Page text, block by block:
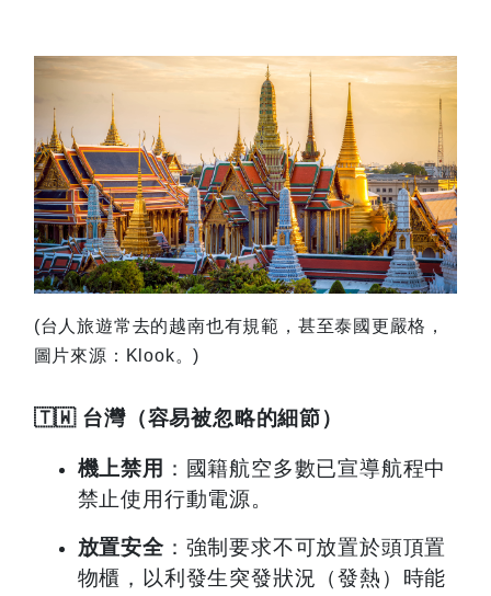
(台人旅遊常去的越南也有規範，甚至泰國更嚴格，
圖片來源：Klook。)
🇹🇼 台灣（容易被忽略的細節）
機上禁用 ：國籍航空多數已宣導航程中
禁止使用行動電源。
放置安全：強制要求不可放置於頭頂置
物櫃，以利發生突發狀況（發熱）時能